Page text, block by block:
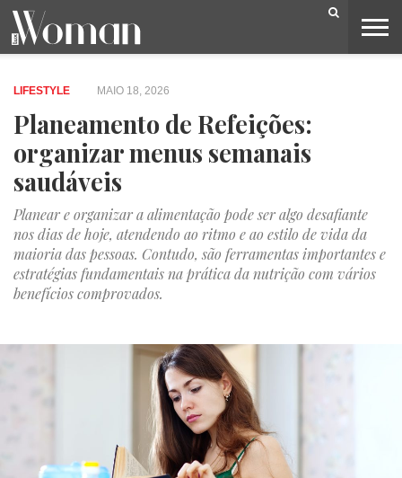
BELEZA
CAPA
LIFESTYLE
MODA
OPINIÃO
PESSOAS
SOCIEDADE
VIDEOS
LIFESTYLE MAIO 18, 2026
Planeamento de Refeições:
organizar menus semanais
saudáveis
Planear e organizar a alimentação pode ser algo desafiante
nos dias de hoje, atendendo ao ritmo e ao estilo de vida da
maioria das pessoas. Contudo, são ferramentas importantes e
estratégias fundamentais na prática da nutrição com vários
benefícios comprovados.